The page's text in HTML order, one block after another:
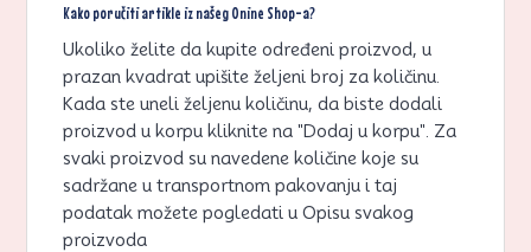
Kako poručiti artikle iz našeg Onine Shop-a?
Ukoliko želite da kupite određeni proizvod, u
prazan kvadrat upišite željeni broj za količinu.
Kada ste uneli željenu količinu, da biste dodali
proizvod u korpu kliknite na "Dodaj u korpu". Za
svaki proizvod su navedene količine koje su
sadržane u transportnom pakovanju i taj
podatak možete pogledati u Opisu svakog
proizvoda